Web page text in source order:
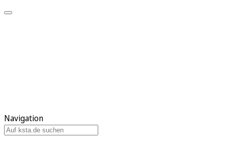
Navigation